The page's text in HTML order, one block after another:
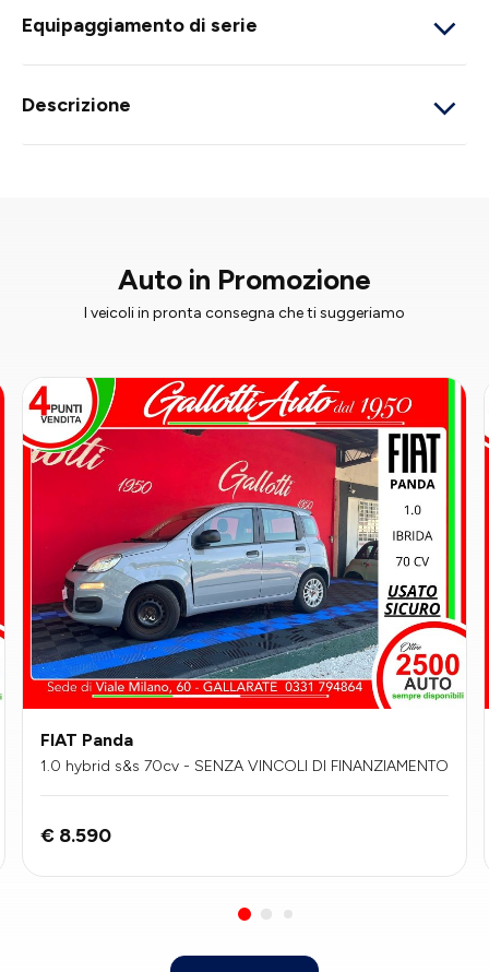
Equipaggiamento di serie
Descrizione
Auto in Promozione
I veicoli in pronta consegna che ti suggeriamo
FIAT Panda
1.0 hybrid s&s 70cv - SENZA VINCOLI DI FINANZIAMENTO
€ 8.590